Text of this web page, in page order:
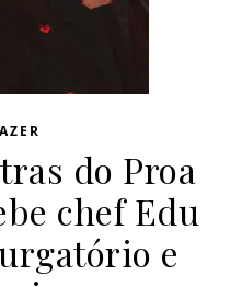
do Proa
chef Edu
e